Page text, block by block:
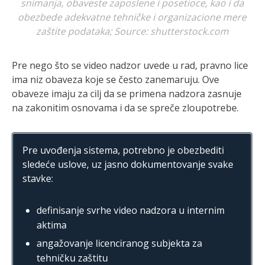
snimanja, obaveste zaposlene i posetioce, kao i da
obezbede adekvatne tehničke i organizacione mere
zaštite podataka; Source: shutterstock.com
Pre nego što se video nadzor uvede u rad, pravno lice
ima niz obaveza koje se često zanemaruju. Ove
obaveze imaju za cilj da se primena nadzora zasnuje
na zakonitim osnovama i da se spreče zloupotrebe.
Pre uvođenja sistema, potrebno je obezbediti
sledeće uslove, uz jasno dokumentovanje svake
stavke:
definisanje svrhe video nadzora u internim
aktima
angažovanje licenciranog subjekta za
tehničku zaštitu